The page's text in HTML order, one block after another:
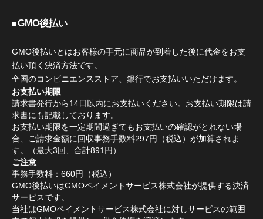
GMO後払い
GMO後払いとはお客様の手元に商品が到着した後に代金をお支
払い頂く決済方法です。
全国のコンビニエンスストア、銀行でお支払いいただけます。
お支払い期限
請求書発行から14日以内にお支払いください。お支払い期限は請
求書にも記載しております。
お支払い期限を一定期間過ぎてもお支払いの確認がとれない場
合、ご請求金額に回収事務手数料297円（税込）が加算されま
す。（最大3回、合計891円）
ご注意
事務手数料：660円（税込）
GMO後払いはGMOペイメントサービス株式会社が提供する決済
サービスです。
当社はGMOペイメントサービス株式会社に対しサービスの範囲